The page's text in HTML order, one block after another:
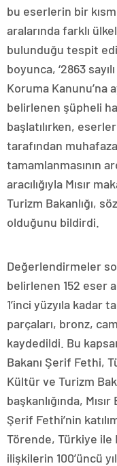
bu eserlerin bir
aralarında farklı
bulunduğu tespit
boyunca, ‘2863
Koruma Kanunu’na
belirlenen şüpheli
başlatılırken,
tarafından
tamamlanmasının
aracılığıyla Mısır
Turizm Bakanlığı,
olduğunu bildirdi.
Değerlendirmeler
belirlenen 152 eser
1’inci yüzyıla
parçaları, bronz,
kaydedildi. Bu
Bakanı Şerif Fethi,
Kültür ve Turizm
başkanlığında,
Şerif Fethi’nin
Törende, Türkiye ile
ilişkilerin 100’üncü